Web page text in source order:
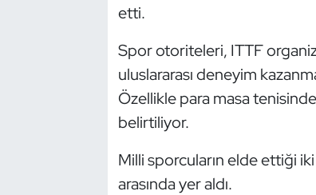
etti.
Spor otoriteleri, ITTF
uluslararası deneyim
Özellikle para masa
belirtiliyor.
Milli sporcuların elde ettiği
arasında yer aldı.
Özel Sporcular